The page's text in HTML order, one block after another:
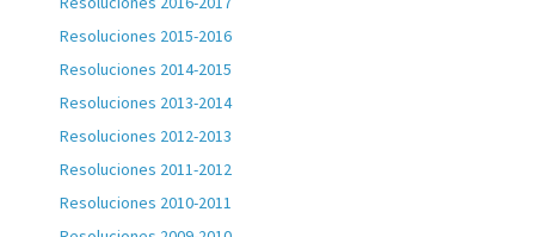
Resoluciones 2015-2016
Resoluciones 2014-2015
Resoluciones 2013-2014
Resoluciones 2012-2013
Resoluciones 2011-2012
Resoluciones 2010-2011